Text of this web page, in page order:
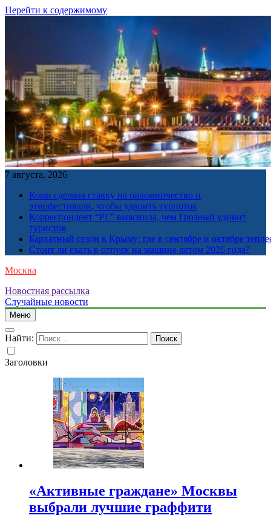
Перейти к содержимому
7 августа, 2026
Коми сделала ставку на паломничество и
этнофестивали, чтобы удвоить турпоток
Корреспондент “РГ” выяснила, чем Грозный удивит
туристов
Бархатный сезон в Крыму: где в сентябре и октябре
Стоит ли ехать в отпуск на машине летом 2026 года?
Москва
Новостная рассылка
Случайные новости
Меню
Найти:
Заголовки
«Активные граждане» Москвы
выбрали лучшие граффити